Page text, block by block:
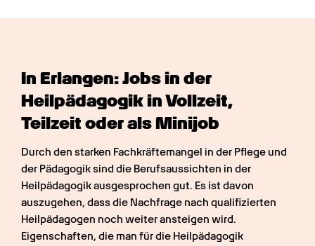
In Erlangen: Jobs in der
Heilpädagogik in Vollzeit,
Teilzeit oder als Minijob
Durch den starken Fachkräftemangel in der Pflege und
der Pädagogik sind die Berufsaussichten in der
Heilpädagogik ausgesprochen gut. Es ist davon
auszugehen, dass die Nachfrage nach qualifizierten
Heilpädagogen noch weiter ansteigen wird.
Eigenschaften, die man für die Heilpädagogik